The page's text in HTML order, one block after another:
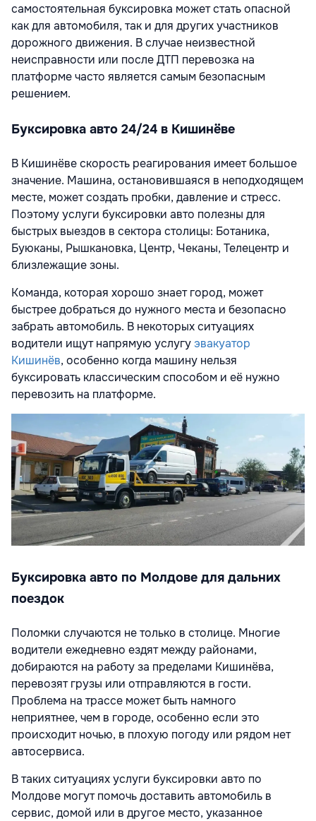
самостоятельная буксировка может стать опасной
как для автомобиля, так и для других участников
дорожного движения. В случае неизвестной
неисправности или после ДТП перевозка на
платформе часто является самым безопасным
решением.
Буксировка авто 24/24 в Кишинёве
В Кишинёве скорость реагирования имеет большое
значение. Машина, остановившаяся в неподходящем
месте, может создать пробки, давление и стресс.
Поэтому услуги буксировки авто полезны для
быстрых выездов в сектора столицы: Ботаника,
Буюканы, Рышкановка, Центр, Чеканы, Телецентр и
близлежащие зоны.
Команда, которая хорошо знает город, может
быстрее добраться до нужного места и безопасно
забрать автомобиль. В некоторых ситуациях
водители ищут напрямую услугуэвакуатор
Кишинёв, особенно когда машину нельзя
буксировать классическим способом и её нужно
перевозить на платформе.
Буксировка авто по Молдове для дальних
поездок
Поломки случаются не только в столице. Многие
водители ежедневно ездят между районами,
добираются на работу за пределами Кишинёва,
перевозят грузы или отправляются в гости.
Проблема на трассе может быть намного
неприятнее, чем в городе, особенно если это
происходит ночью, в плохую погоду или рядом нет
автосервиса.
В таких ситуациях услуги буксировки авто по
Молдове могут помочь доставить автомобиль в
сервис, домой или в другое место, указанное